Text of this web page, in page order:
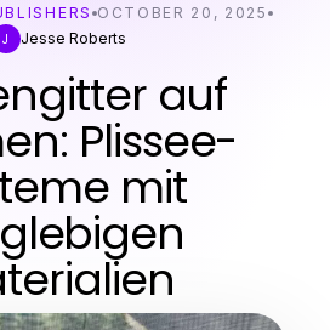
OCTOBER 20, 2025
J
Jesse Roberts
auf
Plissee-
mit